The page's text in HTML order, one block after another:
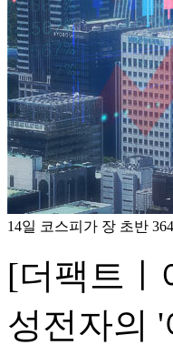
14일 코스피가 장 초반
[더팩트ㅣ
성전자의